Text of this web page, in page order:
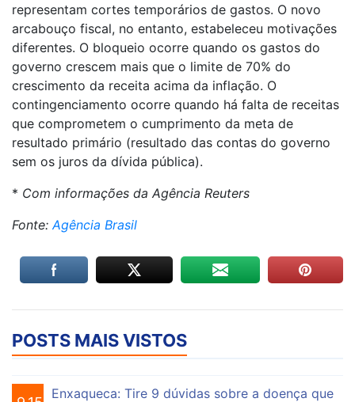
representam cortes temporários de gastos. O novo
arcabouço fiscal, no entanto, estabeleceu motivações
diferentes. O bloqueio ocorre quando os gastos do
governo crescem mais que o limite de 70% do
crescimento da receita acima da inflação. O
contingenciamento ocorre quando há falta de receitas
que comprometem o cumprimento da meta de
resultado primário (resultado das contas do governo
sem os juros da dívida pública).
* Com informações da Agência Reuters
Fonte:Agência Brasil
POSTS MAIS VISTOS
Enxaqueca: Tire 9 dúvidas sobre a doença que